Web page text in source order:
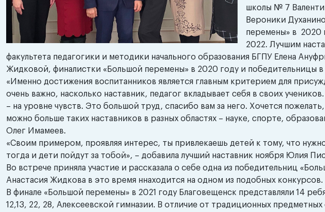
школы № 7
Вероники
перемены» в 2020
2022. Лучшим
факультета педагогики и методики начального образования БГПУ Елена
Жидковой, финалистки «Большой перемены» в 2020 году и победительницы в
«Именно достижения воспитанников является главным критерием для
очень важно, насколько наставник, педагог вкладывает себя в своих
– на уровне чувств. Это большой труд, спасибо вам за него. Хочется
можно больше таких наставников в разных областях – науке, спорте,
Олег Имамеев.
«Своим примером, проявляя интерес, ты привлекаешь детей к тому, что
тогда и дети пойдут за тобой», – добавила лучший наставник ноября Юлия
Во встрече приняла участие и рассказала о себе одна из победительниц
Анастасия Жидкова в это время ннаходится на одном из подобных конкурсов.
В финале «Большой перемены» в 2021 году Благовещенск представляли 14
12,13, 22, 28, Алексеевской гимназии. В отличие от традиционных